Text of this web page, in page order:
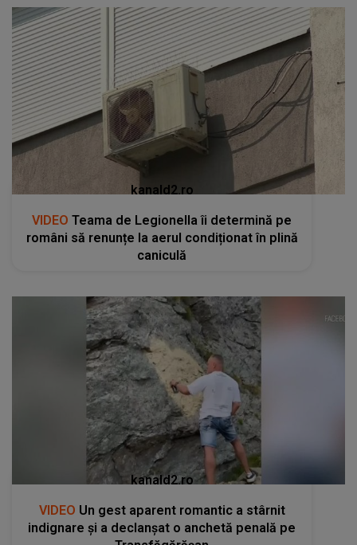
kanald2.ro
VIDEO Teama de Legionella îi determină pe
români să renunțe la aerul condiționat în plină
caniculă
kanald2.ro
VIDEO Un gest aparent romantic a stârnit
indignare și a declanșat o anchetă penală pe